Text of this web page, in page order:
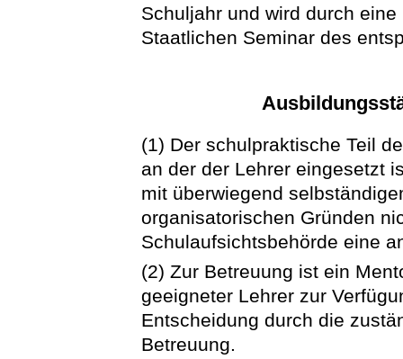
Schuljahr und wird durch
Staatlichen Seminar des
(1) Der schulpraktische Teil
an der der Lehrer eingesetzt
mit überwiegend
organisatorischen Gründen
Schulaufsichtsbehörde eine
(2) Zur Betreuung ist ein
geeigneter Lehrer zur
Entscheidung durch die
Betreuung.